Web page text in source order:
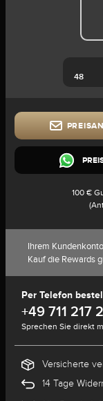
100 €
Ihrem
Kauf die Rewards
Per Telefon
+49 711 217
Sprechen Sie direkt
Versicherte
14 Tage